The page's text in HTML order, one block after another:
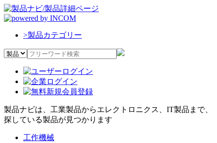
>製品カテゴリー
製品ナビは、工業製品からエレクトロニクス、IT製品まで、
探している製品が見つかります
工作機械